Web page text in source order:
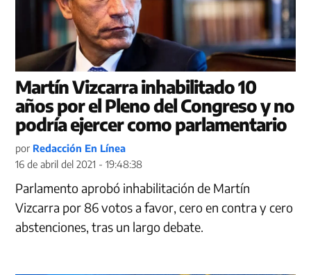
Martín Vizcarra inhabilitado 10
años por el Pleno del Congreso y no
podría ejercer como parlamentario
por Redacción En Línea
16 de abril del 2021 - 19:48:38
Parlamento aprobó inhabilitación de Martín
Vizcarra por 86 votos a favor, cero en contra y cero
abstenciones, tras un largo debate.